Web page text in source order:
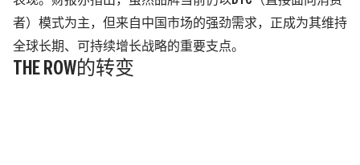
者） 模式为主，但来自中国市场的强劲需求，正成为其维持
全球长期、可持续增长战略的重要支点。
THE ROW的转变